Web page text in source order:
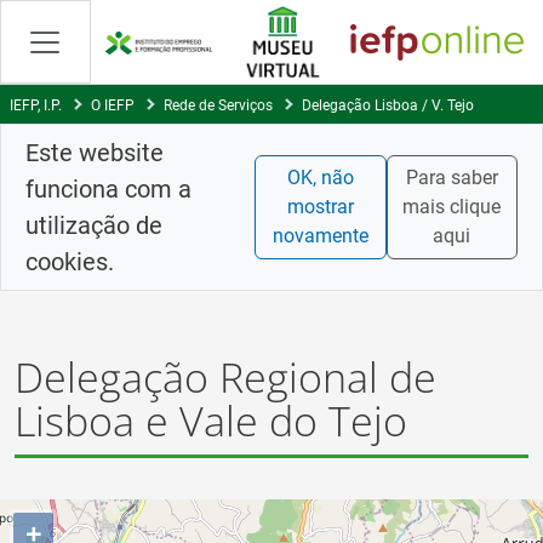
Saltar
para
conteúdo
principal
IEFP, I.P. O IEFP Rede de Serviços Delegação Lisboa / V. Tejo
Este website
funciona com a
utilização de
cookies.
OK, não
mostrar
novamente
Para saber
mais clique
aqui
Delegação Regional de
Lisboa e Vale do Tejo
+